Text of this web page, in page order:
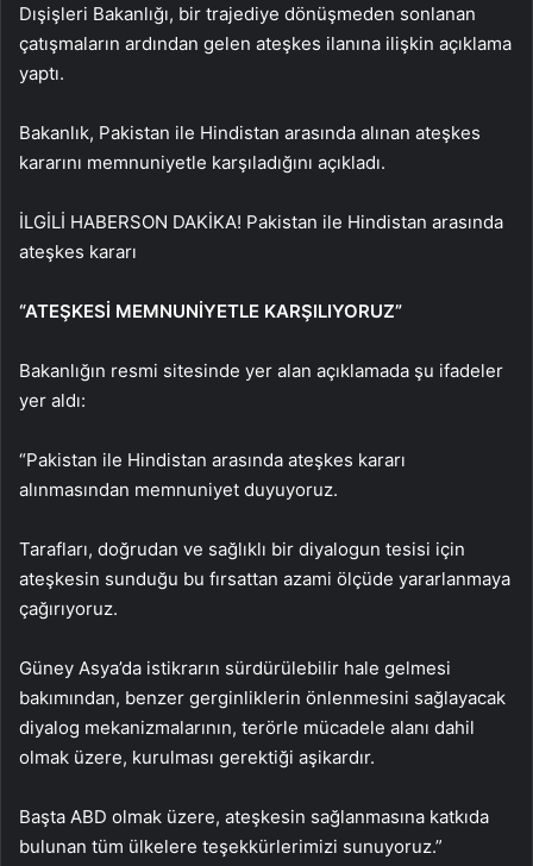
Dışişleri Bakanlığı, bir trajediye dönüşmeden sonlanan
çatışmaların ardından gelen ateşkes ilanına ilişkin açıklama
yaptı.
Bakanlık, Pakistan ile Hindistan arasında alınan ateşkes
kararını memnuniyetle karşıladığını açıkladı.
İLGİLİ HABERSON DAKİKA! Pakistan ile Hindistan arasında
ateşkes kararı
“ATEŞKESİ MEMNUNİYETLE KARŞILIYORUZ”
Bakanlığın resmi sitesinde yer alan açıklamada şu ifadeler
yer aldı:
“Pakistan ile Hindistan arasında ateşkes kararı
alınmasından memnuniyet duyuyoruz.
Tarafları, doğrudan ve sağlıklı bir diyalogun tesisi için
ateşkesin sunduğu bu fırsattan azami ölçüde yararlanmaya
çağırıyoruz.
Güney Asya’da istikrarın sürdürülebilir hale gelmesi
bakımından, benzer gerginliklerin önlenmesini sağlayacak
diyalog mekanizmalarının, terörle mücadele alanı dahil
olmak üzere, kurulması gerektiği aşikardır.
Başta ABD olmak üzere, ateşkesin sağlanmasına katkıda
bulunan tüm ülkelere teşekkürlerimizi sunuyoruz.”